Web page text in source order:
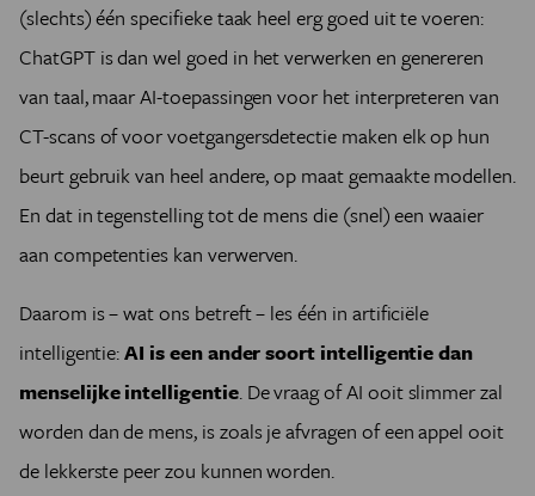
(slechts) één specifieke taak heel erg goed uit te voeren:
ChatGPT is dan wel goed in het verwerken en genereren
van taal, maar AI-toepassingen voor het interpreteren van
CT-scans of voor voetgangersdetectie maken elk op hun
beurt gebruik van heel andere, op maat gemaakte modellen.
En dat in tegenstelling tot de mens die (snel) een waaier
aan competenties kan verwerven.
Daarom is – wat ons betreft – les één in artificiële
intelligentie:AI is een ander soort intelligentie dan
menselijke intelligentie. De vraag of AI ooit slimmer zal
worden dan de mens, is zoals je afvragen of een appel ooit
de lekkerste peer zou kunnen worden.